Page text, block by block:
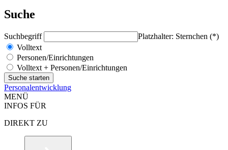
Suche
Suchbegriff
Platzhalter: Sternchen (*)
Volltext
Personen/Einrichtungen
Volltext + Personen/Einrichtungen
Personalentwicklung
MENÜ
INFOS FÜR
DIREKT ZU